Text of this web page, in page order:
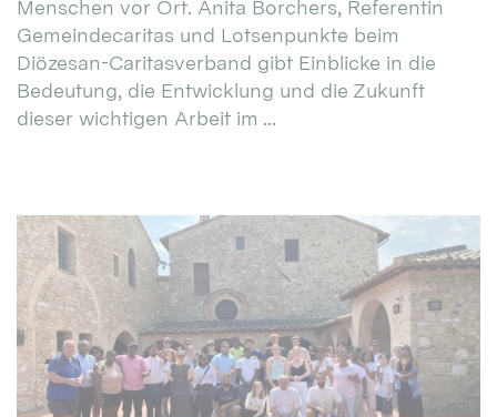
Menschen vor Ort. Anita Borchers, Referentin
Gemeindecaritas und Lotsenpunkte beim
Diözesan-Caritasverband gibt Einblicke in die
Bedeutung, die Entwicklung und die Zukunft
dieser wichtigen Arbeit im ...